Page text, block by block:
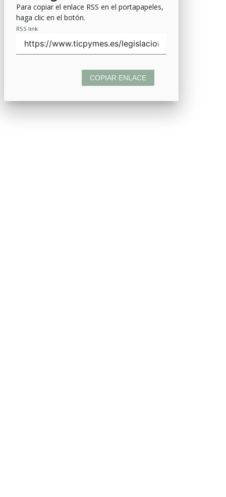
Para copiar el enlace RSS en el portapapeles,
haga clic en el botón.
RSS link
COPIAR ENLACE